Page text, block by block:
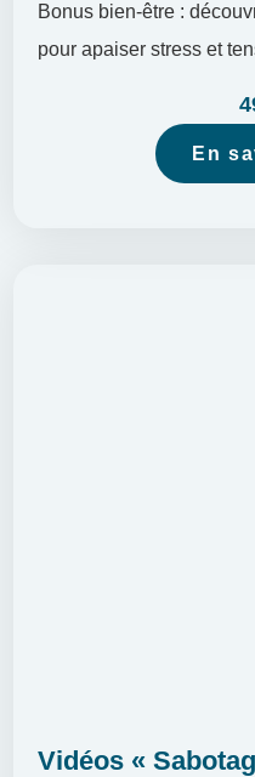
Bonus bien-être :
pour apaiser stress et
En
Vidéos «